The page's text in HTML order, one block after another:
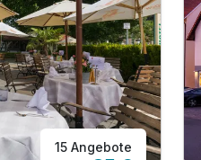
15 Angebote